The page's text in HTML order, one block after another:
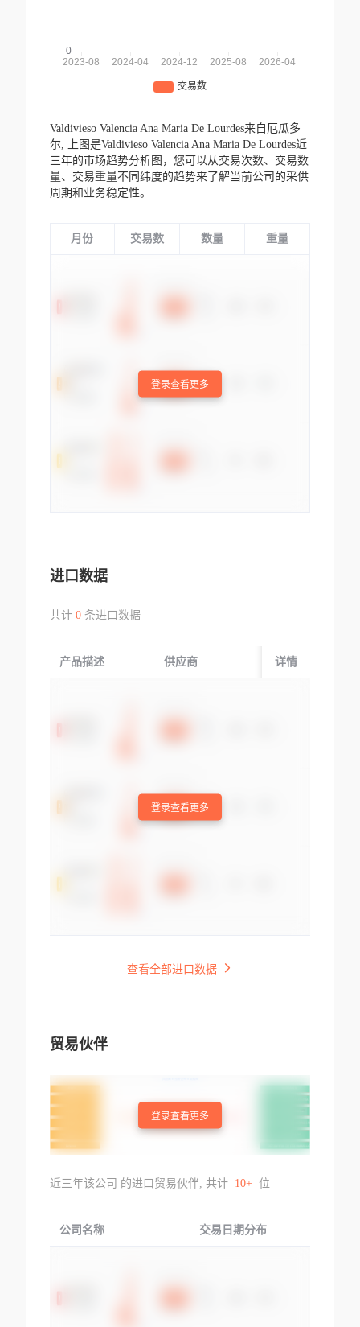
Valdivieso Valencia Ana Maria De Lourdes来自厄瓜多
尔,
上图是Valdivieso Valencia Ana Maria De Lourdes近
三年的市场趋势分析图，您可以从交易次数、交易数
量、交易重量不同纬度的趋势来了解当前公司的采供
周期和业务稳定性。
月份 交易数 数量 重量
登录查看更多
进口数据
共计 0条进口数据
产品描述 供应商 起运国/地区
详情
登录查看更多
查看全部进口数据
贸易伙伴
登录查看更多
近三年该公司 的进口贸易伙伴, 共计 10+ 位
公司名称 交易日期分布